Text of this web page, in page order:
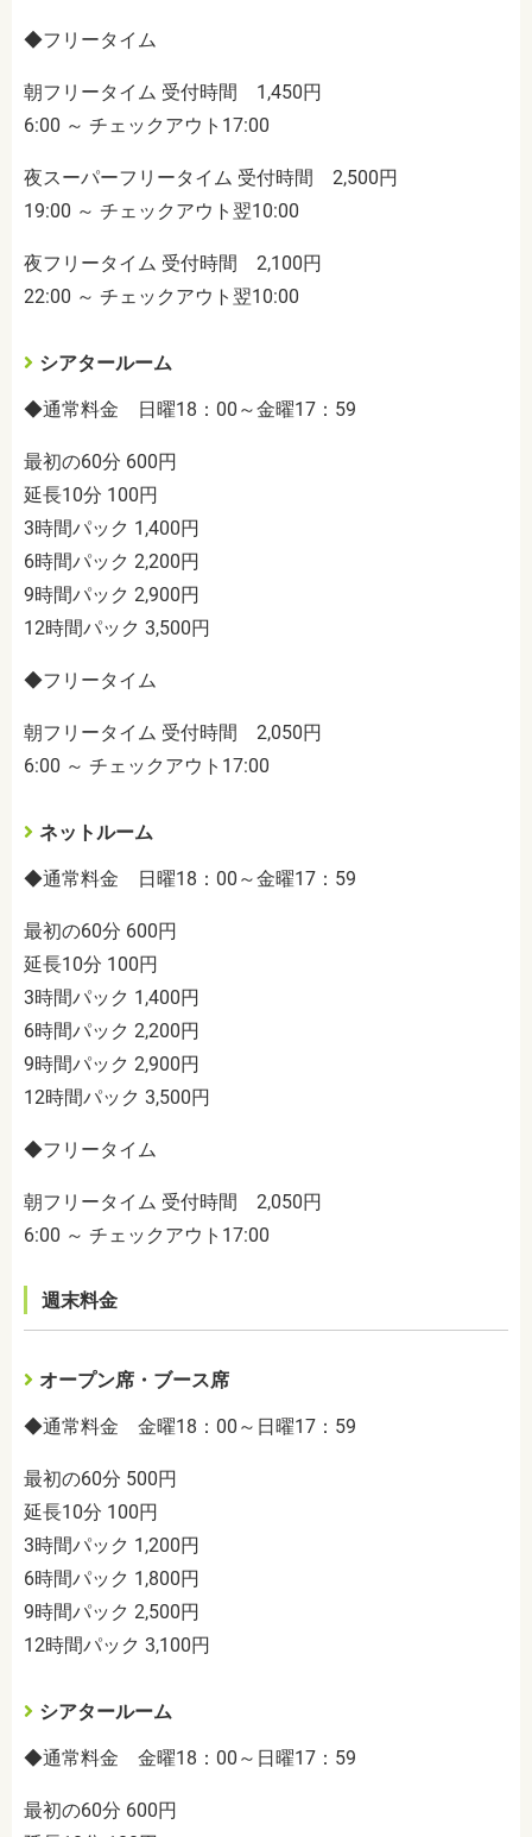
◆フリータイム
朝フリータイム 受付時間 1,450円
6:00 ～ チェックアウト17:00
夜スーパーフリータイム 受付時間 2,500円
19:00 ～ チェックアウト翌10:00
夜フリータイム 受付時間 2,100円
22:00 ～ チェックアウト翌10:00
シアタールーム
◆通常料金 日曜18：00～金曜17：59
最初の60分 600円
延長10分 100円
3時間パック 1,400円
6時間パック 2,200円
9時間パック 2,900円
12時間パック 3,500円
◆フリータイム
朝フリータイム 受付時間 2,050円
6:00 ～ チェックアウト17:00
ネットルーム
◆通常料金 日曜18：00～金曜17：59
最初の60分 600円
延長10分 100円
3時間パック 1,400円
6時間パック 2,200円
9時間パック 2,900円
12時間パック 3,500円
◆フリータイム
朝フリータイム 受付時間 2,050円
6:00 ～ チェックアウト17:00
週末料金
オープン席・ブース席
◆通常料金 金曜18：00～日曜17：59
最初の60分 500円
延長10分 100円
3時間パック 1,200円
6時間パック 1,800円
9時間パック 2,500円
12時間パック 3,100円
シアタールーム
◆通常料金 金曜18：00～日曜17：59
最初の60分 600円